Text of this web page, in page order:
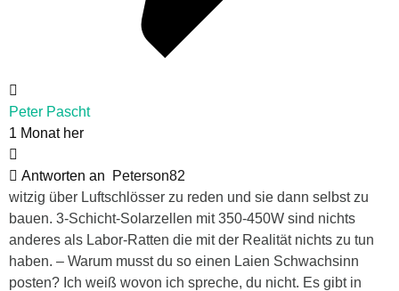
Peter Pascht
1 Monat her
Antworten an
Peterson82
witzig über Luftschlösser zu reden und sie dann selbst zu
bauen. 3-Schicht-Solarzellen mit 350-450W sind nichts
anderes als Labor-Ratten die mit der Realität nichts zu tun
haben. – Warum musst du so einen Laien Schwachsinn
posten? Ich weiß wovon ich spreche, du nicht. Es gibt in